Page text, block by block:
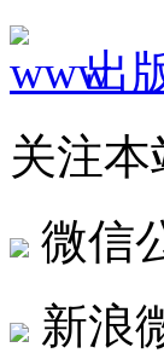
出
关注本
微信
新浪